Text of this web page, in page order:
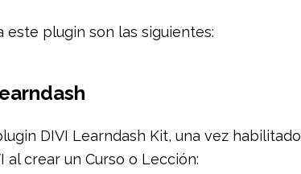
plugin son las siguientes:
DIVI Learndash Kit, una vez habilitado
crear un Curso o Lección: